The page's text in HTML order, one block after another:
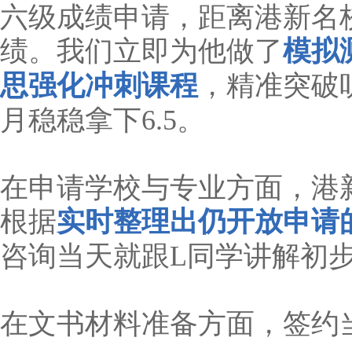
六级成绩申请，距离港新
绩。我们立即为他做了模拟
思强化冲刺课程 ，精准突
月稳稳拿下6.5。
在申请学校与专业方面，
根据实时整理出仍开放申请
咨询当天就跟L同学讲解初
在文书材料准备方面，签